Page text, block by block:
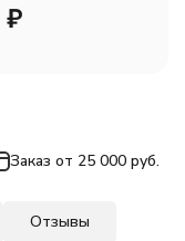
₽
Заказ от 25 000 руб.
Отзывы